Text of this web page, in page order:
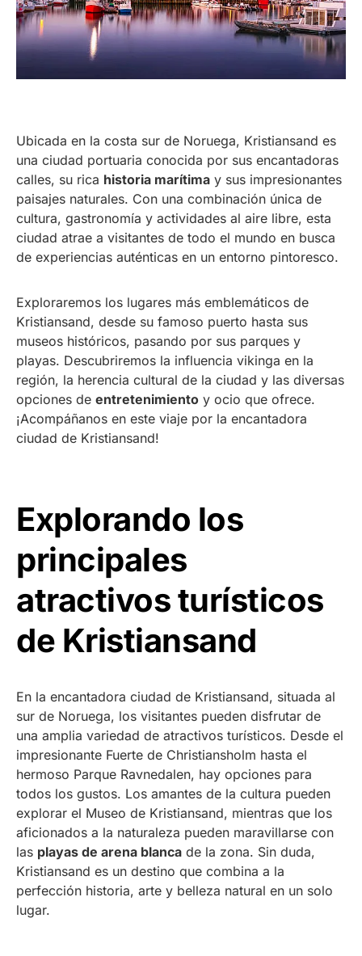
Ubicada en la costa sur de Noruega, Kristiansand es
una ciudad portuaria conocida por sus encantadoras
calles, su rica historia marítima y sus impresionantes
paisajes naturales. Con una combinación única de
cultura, gastronomía y actividades al aire libre, esta
ciudad atrae a visitantes de todo el mundo en busca
de experiencias auténticas en un entorno pintoresco.
Exploraremos los lugares más emblemáticos de
Kristiansand, desde su famoso puerto hasta sus
museos históricos, pasando por sus parques y
playas. Descubriremos la influencia vikinga en la
región, la herencia cultural de la ciudad y las diversas
opciones de entretenimiento y ocio que ofrece.
¡Acompáñanos en este viaje por la encantadora
ciudad de Kristiansand!
Explorando los
principales
atractivos turísticos
de Kristiansand
En la encantadora ciudad de Kristiansand, situada al
sur de Noruega, los visitantes pueden disfrutar de
una amplia variedad de atractivos turísticos. Desde el
impresionante Fuerte de Christiansholm hasta el
hermoso Parque Ravnedalen, hay opciones para
todos los gustos. Los amantes de la cultura pueden
explorar el Museo de Kristiansand, mientras que los
aficionados a la naturaleza pueden maravillarse con
las playas de arena blanca de la zona. Sin duda,
Kristiansand es un destino que combina a la
perfección historia, arte y belleza natural en un solo
lugar.